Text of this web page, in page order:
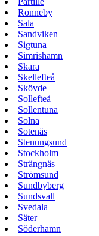
Ronneby
Sala
Sandviken
Sigtuna
Simrishamn
Skara
Skellefteå
Skövde
Sollefteå
Sollentuna
Solna
Sotenäs
Stenungsund
Stockholm
Strängnäs
Strömsund
Sundbyberg
Sundsvall
Svedala
Säter
Söderhamn